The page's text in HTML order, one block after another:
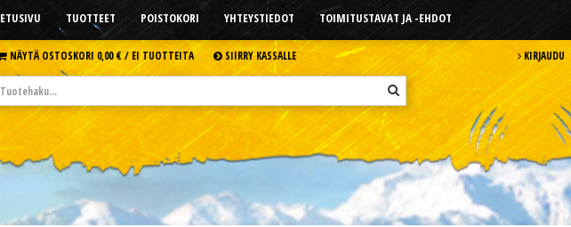
ETUSIVU TUOTTEET POISTOKORI YHTEYSTIEDOT TOIMITUSTAVAT JA -EHDOT
NÄYTÄ OSTOSKORI 0,00 € /EI TUOTTEITA SIIRRY KASSALLE KIRJAUDU